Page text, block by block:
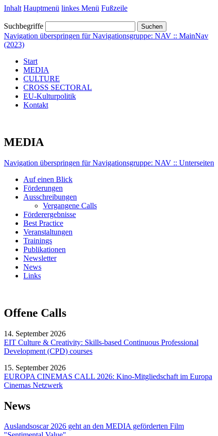
Inhalt Hauptmenü linkes Menü Fußzeile
Suchbegriffe Suchen
Navigation überspringen für Navigationsgruppe: NAV :: MainNav
(2023)
Start
MEDIA
CULTURE
CROSS SECTORAL
EU-Kulturpolitik
Kontakt
MEDIA
Navigation überspringen für Navigationsgruppe: NAV :: Unterseiten
Auf einen Blick
Förderungen
Ausschreibungen
Vergangene Calls
Förderergebnisse
Best Practice
Veranstaltungen
Trainings
Publikationen
Newsletter
News
Links
Offene Calls
14. September 2026
EIT Culture & Creativity: Skills-based Continuous Professional
Development (CPD) courses
15. September 2026
EUROPA CINEMAS CALL 2026: Kino-Mitgliedschaft im Europa
Cinemas Netzwerk
News
Auslandsoscar 2026 geht an den MEDIA geförderten Film